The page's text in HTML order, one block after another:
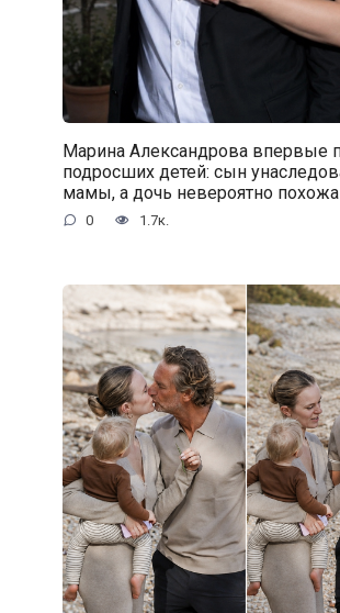
Марина Александрова впервые
подросших детей: сын
мамы, а дочь невероятно похожа
0 1.7к.